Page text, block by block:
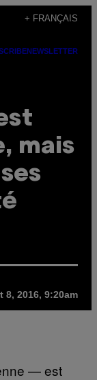
+ FRANÇAIS
NEWSLETTER
mais
8, 2016, 9:20am
— est